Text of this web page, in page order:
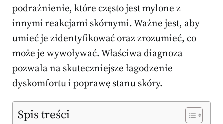
podrażnienie, które często jest mylone z
innymi reakcjami skórnymi. Ważne jest, aby
umieć je zidentyfikować oraz zrozumieć, co
może je wywoływać. Właściwa diagnoza
pozwala na skuteczniejsze łagodzenie
dyskomfortu i poprawę stanu skóry.
Spis treści